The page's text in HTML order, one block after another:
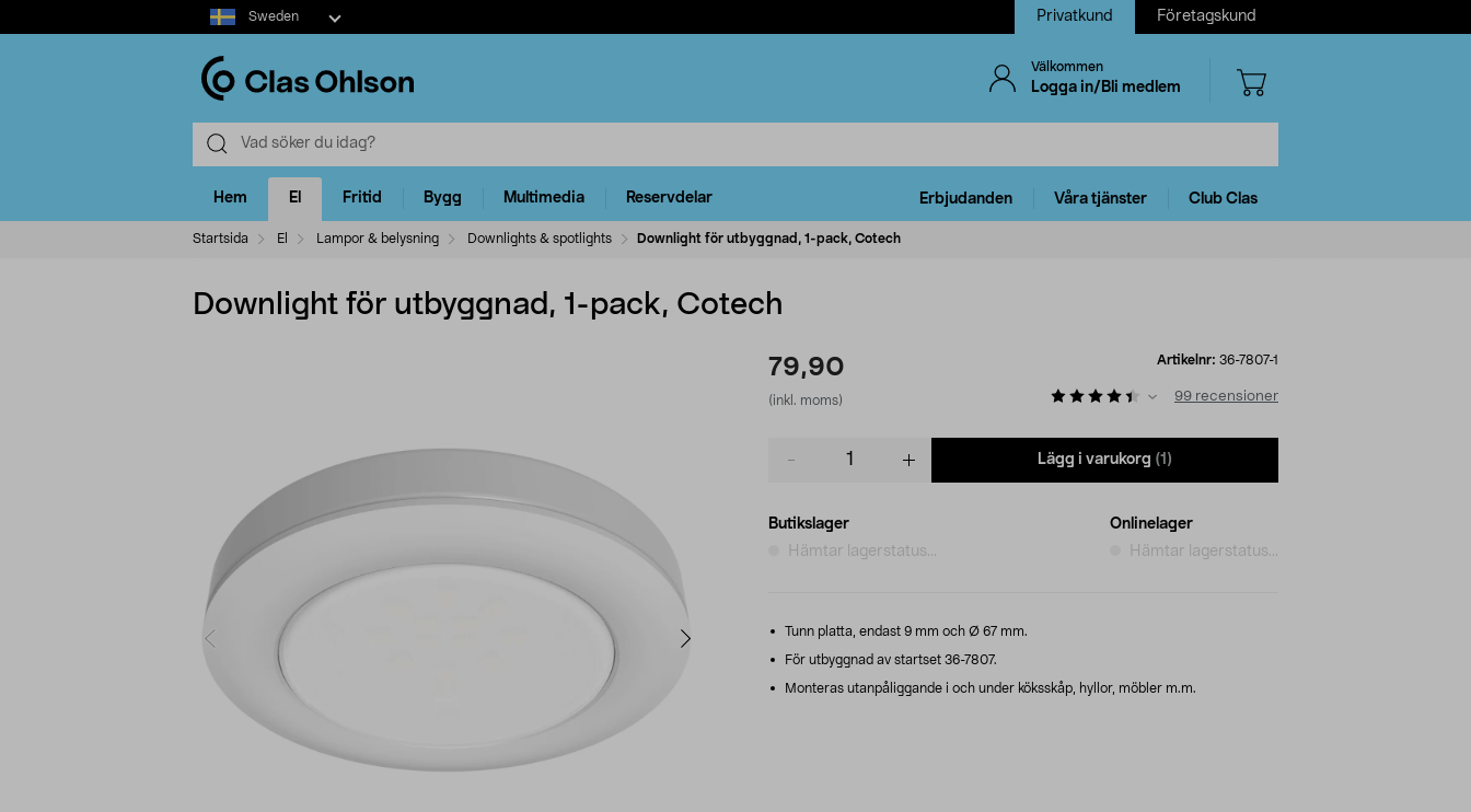
Select
market
Sweden Privatkund Företagskund
Välkommen
Logga in/Bli medlem
Hem El Fritid Bygg Multimedia Reservdelar Erbjudanden Våra tjänster Club Clas
Startsida El Lampor & belysning Downlights & spotlights Downlight för utbyggnad, 1-pack, Cotech
Downlight för utbyggnad, 1-pack, Cotech
79,90
(inkl. moms)
Artikelnr: 36-7807-1
99 recensioner
Lägg i varukorg (1)
Butikslager
Hämtar lagerstatus...
Onlinelager
Hämtar lagerstatus...
Tunn platta, endast 9 mm och Ø 67 mm.
För utbyggnad av startset 36-7807.
Monteras utanpåliggande i och under köksskåp, hyllor, möbler m.m.